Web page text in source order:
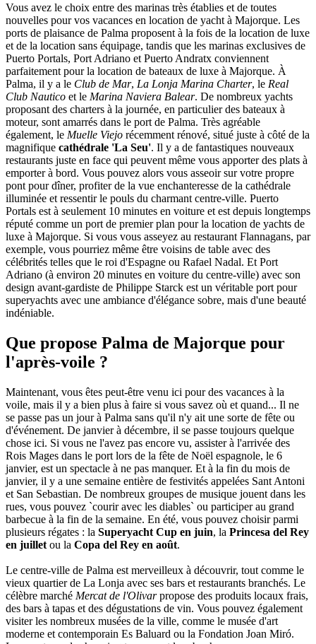
Vous avez le choix entre des marinas très établies et de toutes
nouvelles pour vos vacances en location de yacht à Majorque. Les
ports de plaisance de Palma proposent à la fois de la location de luxe
et de la location sans équipage, tandis que les marinas exclusives de
Puerto Portals, Port Adriano et Puerto Andratx conviennent
parfaitement pour la location de bateaux de luxe à Majorque. À
Palma, il y a le Club de Mar, La Lonja Marina Charter, le Real
Club Nautico et le Marina Naviera Balear. De nombreux yachts
proposant des charters à la journée, en particulier des bateaux à
moteur, sont amarrés dans le port de Palma. Très agréable
également, le Muelle Viejo récemment rénové, situé juste à côté de la
magnifique cathédrale 'La Seu'. Il y a de fantastiques nouveaux
restaurants juste en face qui peuvent même vous apporter des plats à
emporter à bord. Vous pouvez alors vous asseoir sur votre propre
pont pour dîner, profiter de la vue enchanteresse de la cathédrale
illuminée et ressentir le pouls du charmant centre-ville. Puerto
Portals est à seulement 10 minutes en voiture et est depuis longtemps
réputé comme un port de premier plan pour la location de yachts de
luxe à Majorque. Si vous vous asseyez au restaurant Flannagans, par
exemple, vous pourriez même être voisins de table avec des
célébrités telles que le roi d'Espagne ou Rafael Nadal. Et Port
Adriano (à environ 20 minutes en voiture du centre-ville) avec son
design avant-gardiste de Philippe Starck est un véritable port pour
superyachts avec une ambiance d'élégance sobre, mais d'une beauté
indéniable.
Que propose Palma de Majorque pour
l'après-voile ?
Maintenant, vous êtes peut-être venu ici pour des vacances à la
voile, mais il y a bien plus à faire si vous savez où et quand... Il ne
se passe pas un jour à Palma sans qu'il n'y ait une sorte de fête ou
d'événement. De janvier à décembre, il se passe toujours quelque
chose ici. Si vous ne l'avez pas encore vu, assister à l'arrivée des
Rois Mages dans le port lors de la fête de Noël espagnole, le 6
janvier, est un spectacle à ne pas manquer. Et à la fin du mois de
janvier, il y a une semaine entière de festivités appelées Sant Antoni
et San Sebastian. De nombreux groupes de musique jouent dans les
rues, vous pouvez `courir avec les diables` ou participer au grand
barbecue à la fin de la semaine. En été, vous pouvez choisir parmi
plusieurs régates : la Superyacht Cup en juin, la Princesa del Rey
en juillet ou la Copa del Rey en août.
Le centre-ville de Palma est merveilleux à découvrir, tout comme le
vieux quartier de La Lonja avec ses bars et restaurants branchés. Le
célèbre marché Mercat de l'Olivarpropose des produits locaux frais,
des bars à tapas et des dégustations de vin. Vous pouvez également
visiter les nombreux musées de la ville, comme le musée d'art
moderne et contemporain Es Baluard ou la Fondation Joan Miró.